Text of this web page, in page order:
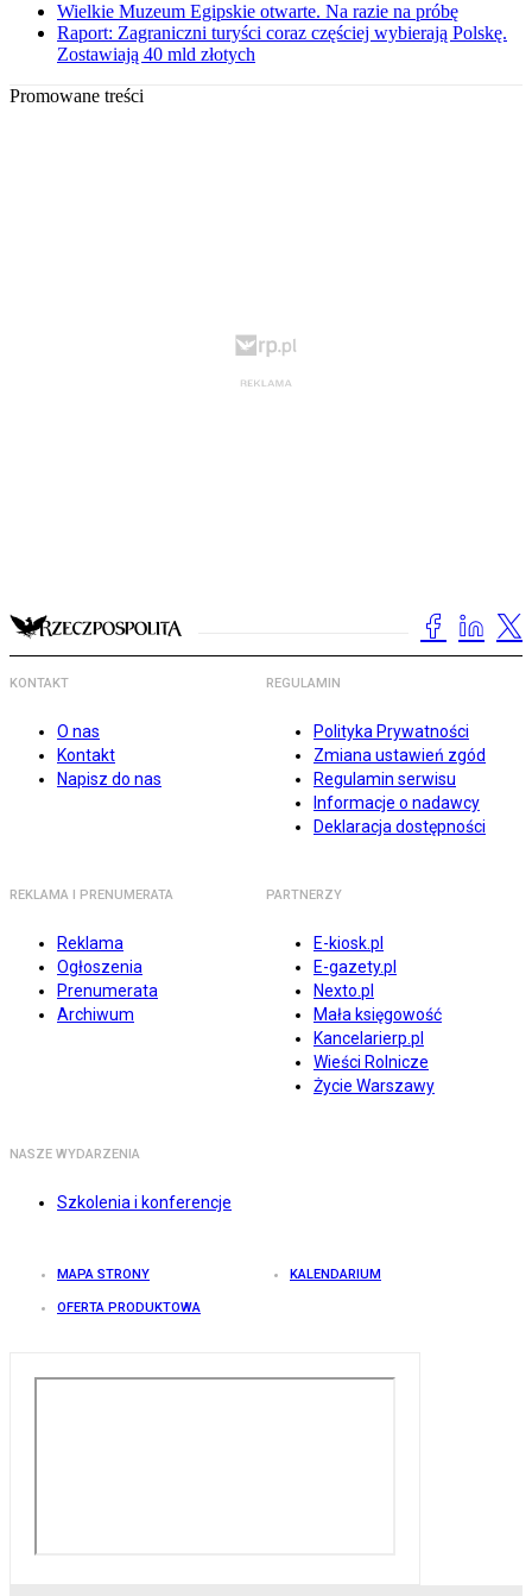
Wielkie Muzeum Egipskie otwarte. Na razie na próbę
Raport: Zagraniczni turyści coraz częściej wybierają Polskę.
Zostawiają 40 mld złotych
Promowane treści
KONTAKT
O nas
Kontakt
Napisz do nas
REGULAMIN
Polityka Prywatności
Zmiana ustawień zgód
Regulamin serwisu
Informacje o nadawcy
Deklaracja dostępności
REKLAMA I PRENUMERATA
Reklama
Ogłoszenia
Prenumerata
Archiwum
PARTNERZY
E-kiosk.pl
E-gazety.pl
Nexto.pl
Mała księgowość
Kancelarierp.pl
Wieści Rolnicze
Życie Warszawy
NASZE WYDARZENIA
Szkolenia i konferencje
MAPA STRONY KALENDARIUM
OFERTA PRODUKTOWA